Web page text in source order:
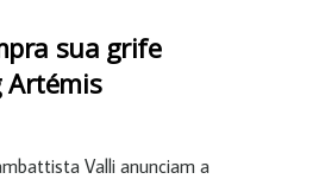
sua grife
Artémis
Valli anunciam a